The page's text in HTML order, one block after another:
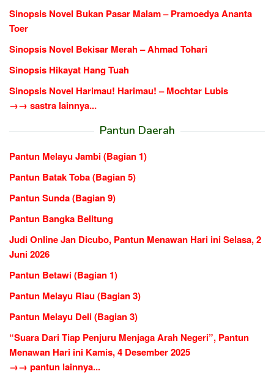
Sinopsis Novel Bukan Pasar Malam – Pramoedya Ananta
Toer
Sinopsis Novel Bekisar Merah – Ahmad Tohari
Sinopsis Hikayat Hang Tuah
Sinopsis Novel Harimau! Harimau! – Mochtar Lubis
→→ sastra lainnya...
Pantun Daerah
Pantun Melayu Jambi (Bagian 1)
Pantun Batak Toba (Bagian 5)
Pantun Sunda (Bagian 9)
Pantun Bangka Belitung
Judi Online Jan Dicubo, Pantun Menawan Hari ini Selasa, 2
Juni 2026
Pantun Betawi (Bagian 1)
Pantun Melayu Riau (Bagian 3)
Pantun Melayu Deli (Bagian 3)
“Suara Dari Tiap Penjuru Menjaga Arah Negeri”, Pantun
Menawan Hari ini Kamis, 4 Desember 2025
→→ pantun lainnya...